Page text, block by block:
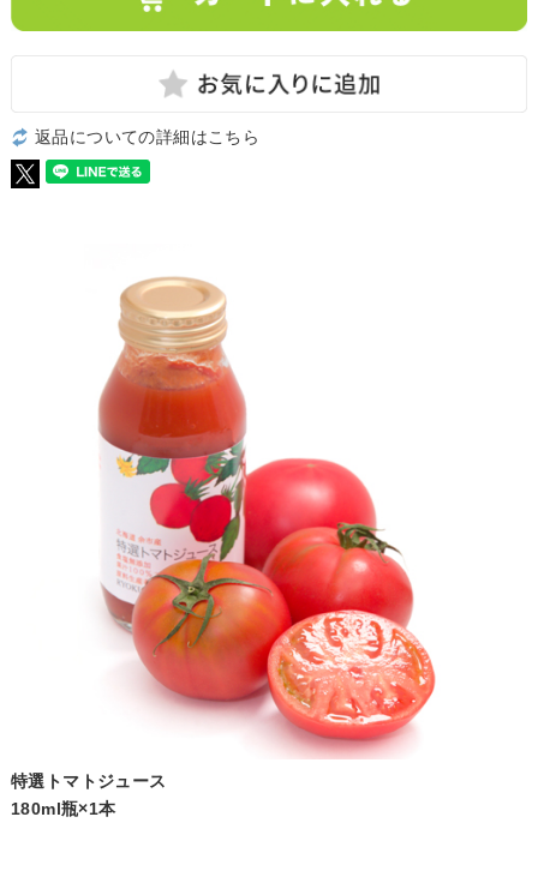
返品についての詳細はこちら
特選トマトジュース
180ml瓶×1本